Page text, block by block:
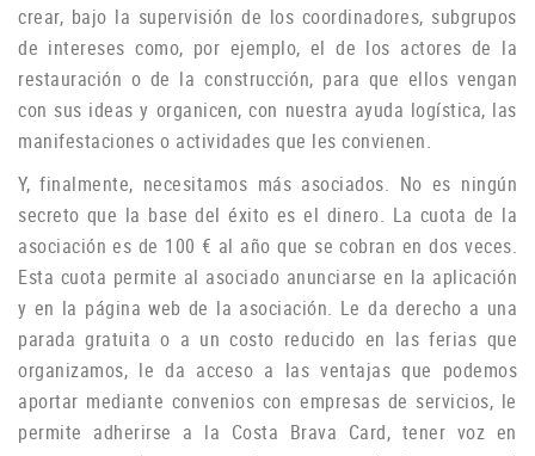
crear, bajo la supervisión de los coordinadores, subgrupos
de intereses como, por ejemplo, el de los actores de la
restauración o de la construcción, para que ellos vengan
con sus ideas y organicen, con nuestra ayuda logística, las
manifestaciones o actividades que les convienen.
Y, finalmente, necesitamos más asociados. No es ningún
secreto que la base del éxito es el dinero. La cuota de la
asociación es de 100 € al año que se cobran en dos veces.
Esta cuota permite al asociado anunciarse en la aplicación
y en la página web de la asociación. Le da derecho a una
parada gratuita o a un costo reducido en las ferias que
organizamos, le da acceso a las ventajas que podemos
aportar mediante convenios con empresas de servicios, le
permite adherirse a la Costa Brava Card, tener voz en